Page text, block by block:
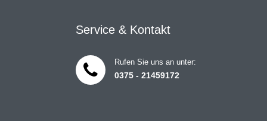
Service & Kontakt
Rufen Sie uns an unter:
0375 - 21459172